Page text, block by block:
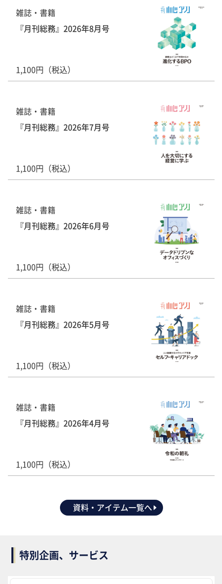
雑誌・書籍
『月刊総務』2026年8月号
1,100円（税込）
雑誌・書籍
『月刊総務』2026年7月号
1,100円（税込）
雑誌・書籍
『月刊総務』2026年6月号
1,100円（税込）
雑誌・書籍
『月刊総務』2026年5月号
1,100円（税込）
雑誌・書籍
『月刊総務』2026年4月号
1,100円（税込）
資料・アイテム一覧へ
特別企画、サービス